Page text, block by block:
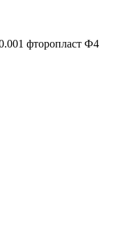
фторопласт Ф4